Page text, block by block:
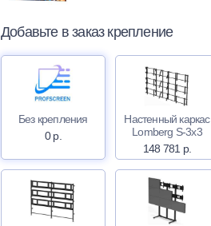
Добавьте в заказ крепление
Без крепления
0 р.
Настенный каркас
Lomberg S-3х3
148 781 р.